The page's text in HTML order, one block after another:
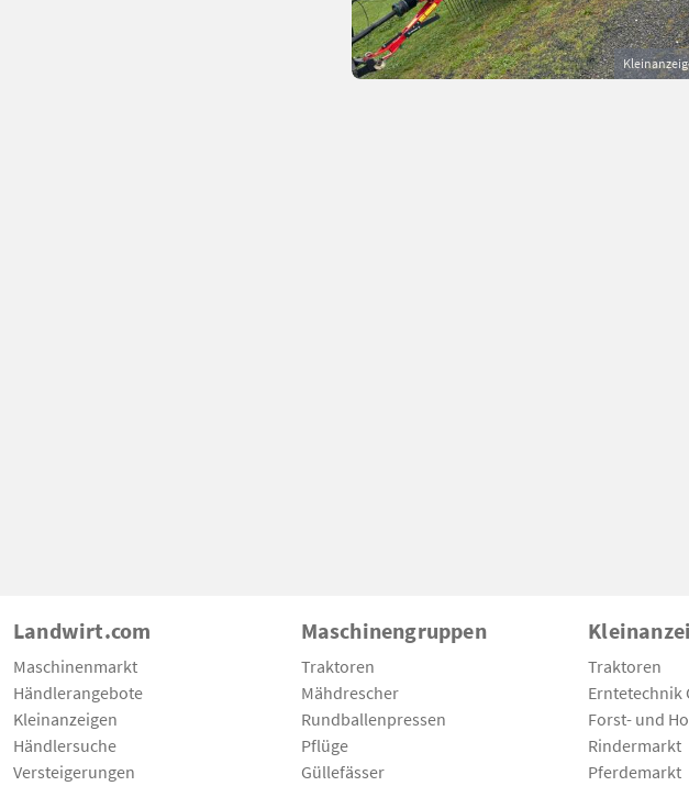
Landwirt.com
Maschinenmarkt
Händlerangebote
Kleinanzeigen
Händlersuche
Versteigerungen
Maschinengruppen
Traktoren
Mähdrescher
Rundballenpressen
Pflüge
Güllefässer
Traktoren
Erntetechnik
Forst- und
Rindermarkt
Pferdemarkt